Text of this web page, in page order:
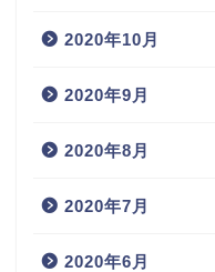
2020年10月
2020年9月
2020年8月
2020年7月
2020年6月